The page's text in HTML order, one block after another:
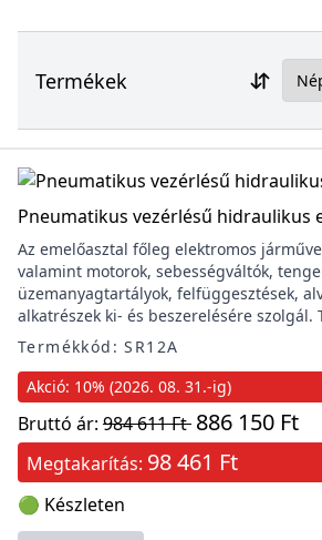
Termékek
Pneumatikus vezérlésű hidraulikus
Az emelőasztal főleg elektromos
valamint motorok, sebességváltók,
üzemanyagtartályok, felfüggesztések,
alkatrészek ki- és beszerelésére szolgál.
Termékkód: SR12A
Akció: 10% (2026. 08. 31.-ig)
Bruttó ár: 984 611 Ft 886 150 Ft
Megtakarítás: 98 461 Ft
🟢 Készleten